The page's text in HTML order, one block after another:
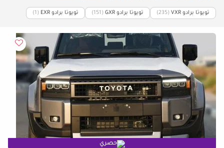
تويوتا برادو VXR ‏(235) تويوتا برادو GXR ‏(151) تويوتا برادو EXR ‏(1)
حصري